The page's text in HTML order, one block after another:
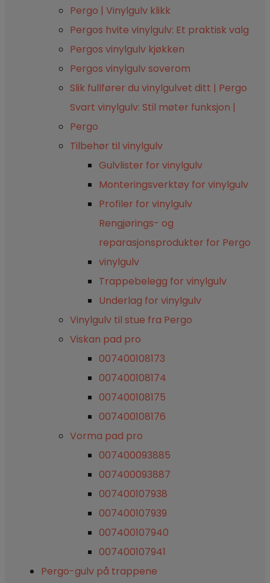
Pergo | Vinylgulv klikk
Pergos hvite vinylgulv: Et praktisk valg
Pergos vinylgulv kjøkken
Pergos vinylgulv soverom
Slik fullfører du vinylgulvet ditt | Pergo
Svart vinylgulv: Stil møter funksjon |
Pergo
Tilbehør til vinylgulv
Gulvlister for vinylgulv
Monteringsverktøy for vinylgulv
Profiler for vinylgulv
Rengjørings- og
reparasjonsprodukter for Pergo
vinylgulv
Trappebelegg for vinylgulv
Underlag for vinylgulv
Vinylgulv til stue fra Pergo
Viskan pad pro
007400108173
007400108174
007400108175
007400108176
Vorma pad pro
007400093885
007400093887
007400107938
007400107939
007400107940
007400107941
Pergo-gulv på trappene